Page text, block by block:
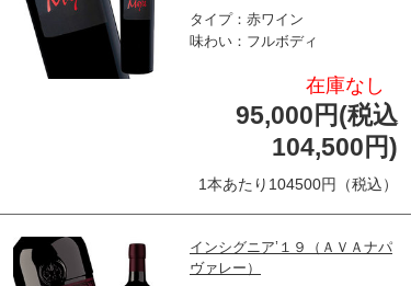
タイプ：赤ワイン
味わい：フルボディ
在庫なし
95,000円(税込
104,500円)
1本あたり104500円（税込）
インシグニア’１９（ＡＶＡナパ
ヴァレー）